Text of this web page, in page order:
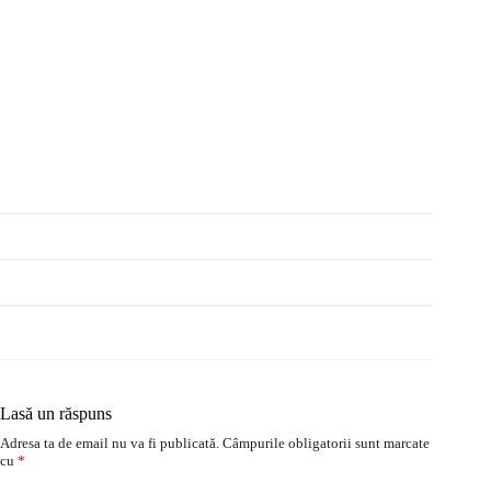
Lasă un răspuns
Adresa ta de email nu va fi publicată. Câmpurile obligatorii sunt marcate
cu *